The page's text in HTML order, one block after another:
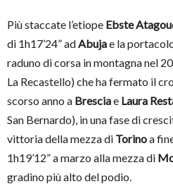
Più staccate l’etiope Ebste
di 1h17’24” adAbujae la
raduno di corsa in montagna nel
La Recastello) che ha fermato il
scorso anno a Bresciae Laura
San Bernardo), in una fase di
vittoria della mezza di Torinoa
1h19’12” a marzo alla mezza di
gradino più alto del podio.